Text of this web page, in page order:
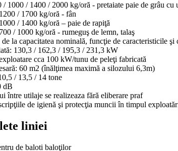
/ 1000 / 1400 / 2000 kg/oră - pretaiate paie de grâu cu
/ 1700 kg/oră - fân
/ 1400 kg/oră – paie de rapiţă
/ 1000 kg/oră - rumeguş de lemn, talaş
de la capacitatea nominală, funcţie de
130,3 / 162,3 / 195,3 / 231,3 kW
cca 100 kW/tunu de peleţi fabricată
60 m2 (înălţimea maximă a silozului 6,3m)
/ 13,5 / 14 tone
dB
între utilaje se realizeaza fără eliberare praf
de igienă şi protecţia muncii în timpul
liniei
de baloti baloţilor